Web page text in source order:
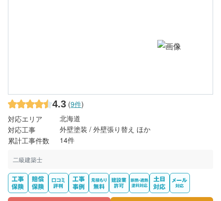
4.3 (9件)
対応エリア
北海道
対応工事
外壁塗装 / 外壁張り替え ほか
累計工事件数
14件
二級建築士